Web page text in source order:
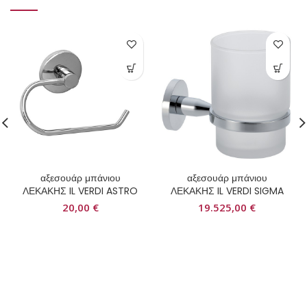
αξεσουάρ μπάνιου
ΛΕΚΑΚΗΣ IL VERDI ASTRO
20,00 €
αξεσουάρ μπάνιου
ΛΕΚΑΚΗΣ IL VERDI SIGMA
19.525,00 €